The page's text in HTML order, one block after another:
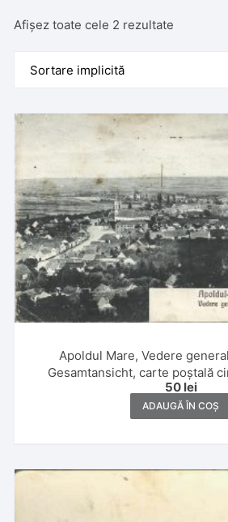
Afișez toate cele 2 rezultate
Apoldul Mare, Vedere
Gesamtansicht, carte poștală
50 lei
ADAUGĂ ÎN COȘ